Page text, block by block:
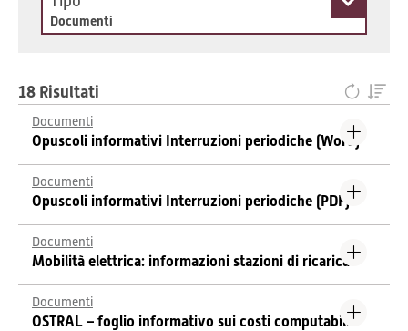
Documenti
18 Risultati
Documenti
Opuscoli informativi Interruzioni periodiche (Word)
Documenti
Opuscoli informativi Interruzioni periodiche (PDF)
Documenti
Mobilità elettrica: informazioni stazioni di ricarica
Documenti
OSTRAL – foglio informativo sui costi computabili